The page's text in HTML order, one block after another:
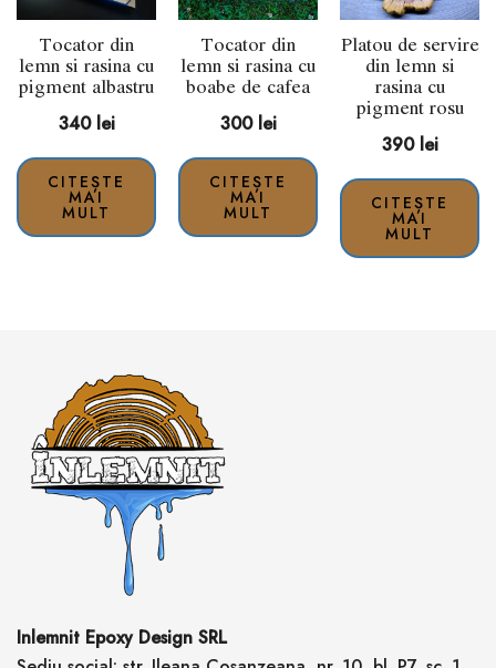
Tocator din
lemn si rasina cu
pigment albastru
340 lei
CITEȘTE
MAI
MULT
Tocator din
lemn si rasina cu
boabe de cafea
300 lei
CITEȘTE
MAI
MULT
Platou de servire
din lemn si
rasina cu
pigment rosu
390 lei
CITEȘTE
MAI
MULT
Inlemnit Epoxy Design SRL